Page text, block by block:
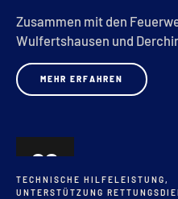
Zusammen mit den
Wulfertshausen und
MEHR ERFAHREN
02
JULI
TECHNISCHE HILFELEISTUNG,
UNTERSTÜTZUNG